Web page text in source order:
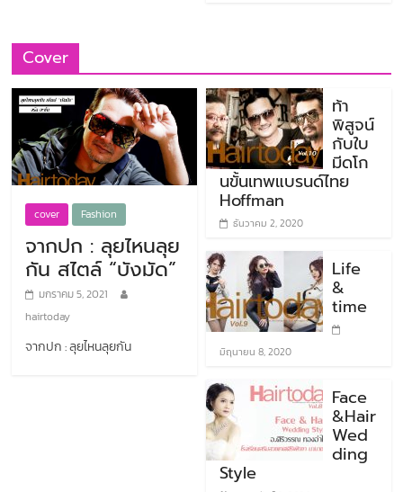
Cover
cover Fashion
จากปก : ลุยไหนลุย
กัน สไตล์ “บังมัด”
มกราคม 5, 2021
hairtoday
จากปก : ลุยไหนลุยกัน
ท้า
พิสูจน์
กับใบ
มีดโก
นขั้นเทพแบรนด์ไทย
Hoffman
ธันวาคม 2, 2020
Life
&
time
มิถุนายน 8, 2020
Face
&Hair
Wed
ding
Style